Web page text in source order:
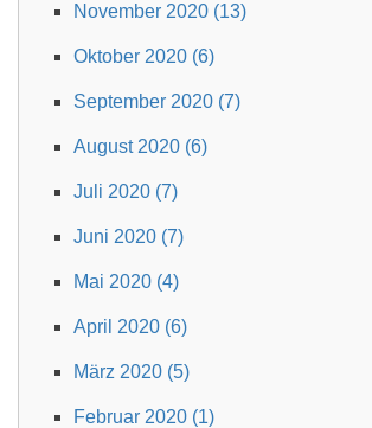
November 2020 (13)
Oktober 2020 (6)
September 2020 (7)
August 2020 (6)
Juli 2020 (7)
Juni 2020 (7)
Mai 2020 (4)
April 2020 (6)
März 2020 (5)
Februar 2020 (1)